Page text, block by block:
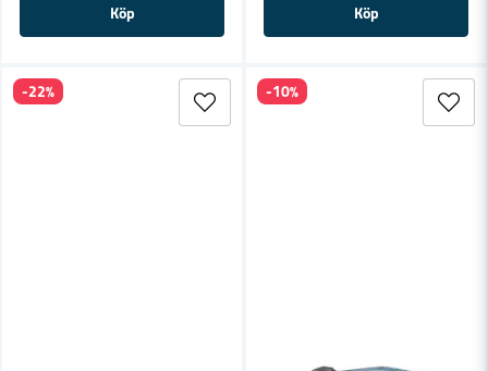
Köp Köp
-22% -10%